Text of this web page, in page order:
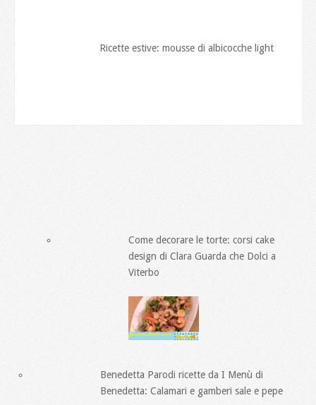
Ricette estive: mousse di albicocche light
Come decorare le torte: corsi cake
design di Clara Guarda che Dolci a
Viterbo
Benedetta Parodi ricette da I Menù di
Benedetta: Calamari e gamberi sale e pepe